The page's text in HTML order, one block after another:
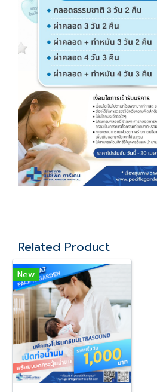
Related Product
New